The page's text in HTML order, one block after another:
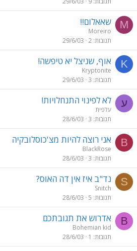
M שאאלום!!
Moreiro
תגובות 2
29/6/03
K אוף, שניצל יא טיפשה!
Kryptonite
תגובות 3
29/6/03
ע לא לפינוי התנחלויות!
עלפית
תגובות 3
28/6/03
B אני רוצה להיות מצ'כוסלובקיה
BlackRose
תגובות 3
28/6/03
S נד"ב איז אין דה האוס?
Snitch
תגובות 5
28/6/03
B אדרוש את תגובתכם
Bohemian kid
תגובות 1
28/6/03